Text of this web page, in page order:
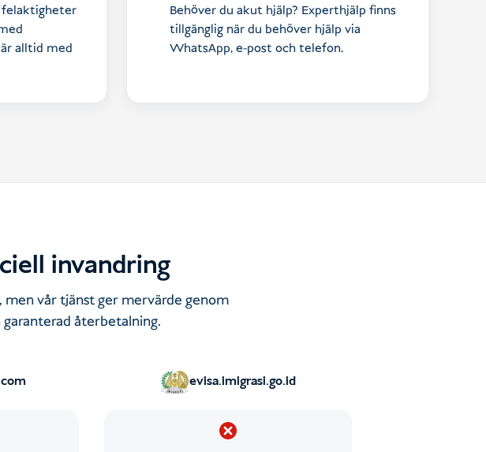
felaktigheter
alltid med
Behöver du akut hjälp? Experthjälp finns
tillgänglig när du behöver hjälp via
WhatsApp, e-post och telefon.
invandring
vår tjänst ger mervärde genom
återbetalning.
evisa.imigrasi.go.id